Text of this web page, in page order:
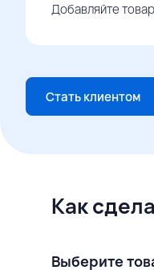
Добавляйте
Стать клиентом
Как
Выберите